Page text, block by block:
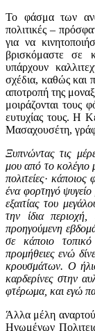
Το φάσμα των
πολιτικές –
για να
βρισκόμαστε σε
υπάρχουν
σχέδια, καθώς και
αποτροπή της
μοιράζονται τους
ευτυχίας τους. Η
Μασαχουσέτη,
Ξυπνώντας τις
μου από το κολέγιο
πολιτείες· κάποιος
ένα φορτηγό ψυγείο
εξαιτίας του
την ίδια
προηγούμενη
σε κάποιο τοπικό
προμήθειες ενώ
κρουσμάτων. Ο
καρδερίνες στην
φτέρωμα, και εγώ
Άλλα μέλη
Ηνωμένων